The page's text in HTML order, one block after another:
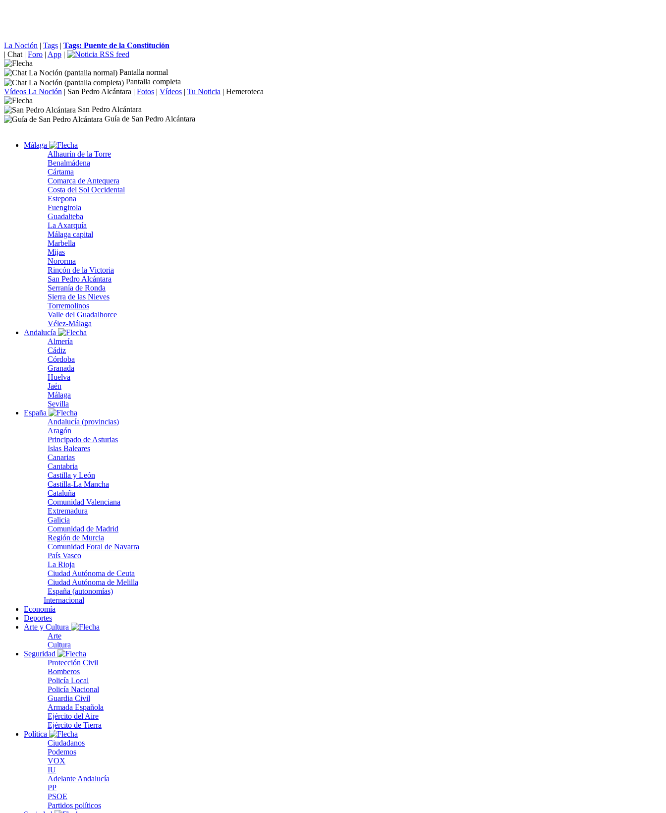
La Noción | Tags | Tags: Puente de la Constitución
| Chat | Foro | App |
Pantalla normal
Pantalla completa
Vídeos La Noción | San Pedro Alcántara | Fotos | Vídeos | Tu Noticia | Hemeroteca
San Pedro Alcántara
Guía de San Pedro Alcántara
Málaga
Alhaurín de la Torre
Benalmádena
Cártama
Comarca de Antequera
Costa del Sol Occidental
Estepona
Fuengirola
Guadalteba
La Axarquía
Málaga capital
Marbella
Mijas
Nororma
Rincón de la Victoria
San Pedro Alcántara
Serranía de Ronda
Sierra de las Nieves
Torremolinos
Valle del Guadalhorce
Vélez-Málaga
Andalucía
Almería
Cádiz
Córdoba
Granada
Huelva
Jaén
Málaga
Sevilla
España
Andalucía (provincias)
Aragón
Principado de Asturias
Islas Baleares
Canarias
Cantabria
Castilla y León
Castilla-La Mancha
Cataluña
Comunidad Valenciana
Extremadura
Galicia
Comunidad de Madrid
Región de Murcia
Comunidad Foral de Navarra
País Vasco
La Rioja
Ciudad Autónoma de Ceuta
Ciudad Autónoma de Melilla
España (autonomías)
Internacional
Economía
Deportes
Arte y Cultura
Arte
Cultura
Seguridad
Protección Civil
Bomberos
Policía Local
Policía Nacional
Guardia Civil
Armada Española
Ejército del Aire
Ejército de Tierra
Política
Ciudadanos
Podemos
VOX
IU
Adelante Andalucía
PP
PSOE
Partidos políticos